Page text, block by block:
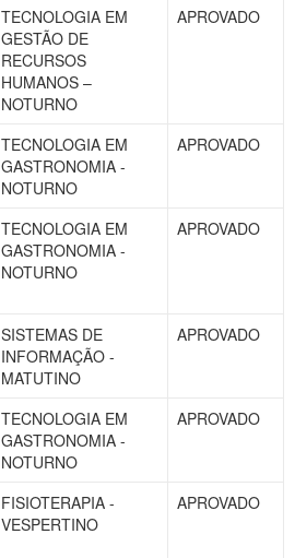
TECNOLOGIA EM
GESTÃO DE
RECURSOS
HUMANOS –
NOTURNO
APROVADO
TECNOLOGIA EM
GASTRONOMIA -
NOTURNO
APROVADO
TECNOLOGIA EM
GASTRONOMIA -
NOTURNO
APROVADO
SISTEMAS DE
INFORMAÇÃO -
MATUTINO
APROVADO
TECNOLOGIA EM
GASTRONOMIA -
NOTURNO
APROVADO
FISIOTERAPIA -
VESPERTINO
APROVADO